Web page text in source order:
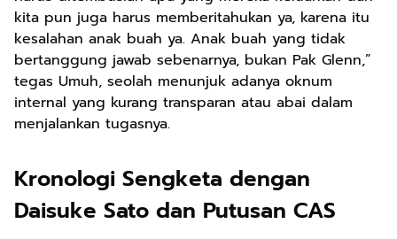
kita pun juga harus memberitahukan ya, karena itu
kesalahan anak buah ya. Anak buah yang tidak
bertanggung jawab sebenarnya, bukan Pak Glenn,”
tegas Umuh, seolah menunjuk adanya oknum
internal yang kurang transparan atau abai dalam
menjalankan tugasnya.
Kronologi Sengketa dengan
Daisuke Sato dan Putusan CAS